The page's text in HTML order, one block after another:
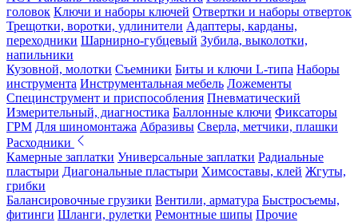
головок Ключи и наборы ключей Отвертки и наборы отверток
Трещотки, воротки, удлинители Адаптеры, карданы,
переходники Шарнирно-губцевый Зубила, выколотки,
напильники
Кузовной, молотки Съемники Биты и ключи L-типа Наборы
инструмента Инструментальная мебель Ложементы
Специнструмент и приспособления Пневматический
Измерительный, диагностика Баллонные ключи Фиксаторы
ГРМ Для шиномонтажа Абразивы Сверла, метчики, плашки
Расходники
Камерные заплатки Универсальные заплатки Радиальные
пластыри Диагональные пластыри Химсоставы, клей Жгуты,
грибки
Балансировочные грузики Вентили, арматура Быстросъемы,
фитинги Шланги, рулетки Ремонтные шипы Прочие